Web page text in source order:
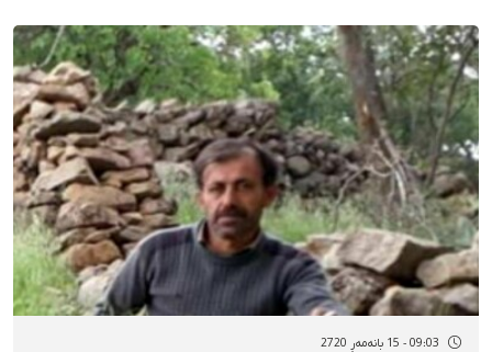
09:03 - 15 بانەمەڕ 2720